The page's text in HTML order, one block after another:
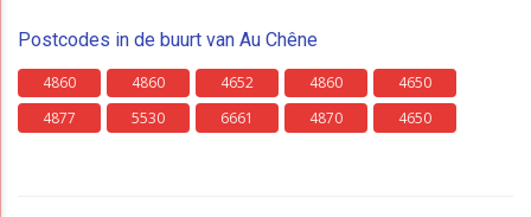
Postcodes in de buurt van Au Chêne
4860 4860 4652 4860
4650
4877
5530 6661 4870 4650